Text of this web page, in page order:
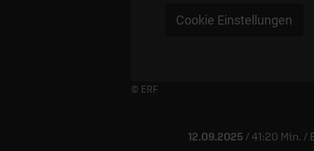
Cookie Einstellungen
Player starten/anhalten
© ERF
12.09.2025 / 41:20 Min. /